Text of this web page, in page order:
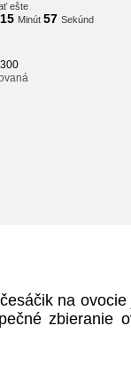
ešte
15 Minút57Sekúnd
na
zbieranie